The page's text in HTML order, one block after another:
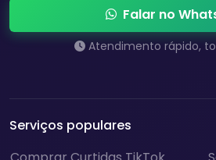
Falar no
Atendimento rápido,
Serviços populares